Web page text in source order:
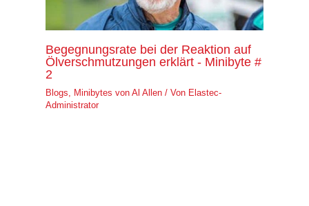
Begegnungsrate bei der Reaktion auf
Ölverschmutzungen erklärt - Minibyte #
2
Blogs Minibytes von Al Allen/ Von Elastec-
Administrator